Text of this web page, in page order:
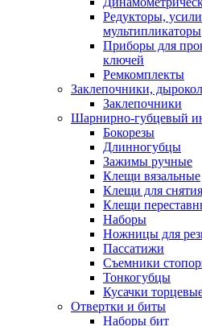
Редукторы,
мультипликаторы
Приборы для
ключей
Ремкомплекты
Заклепочники,
Заклепочники
Шарнирно-губцевый
Бокорезы
Длинногубцы
Зажимы ручные
Клещи вязальные
Клещи для
Клещи
Наборы
Ножницы для
Пассатижи
Съемники
Тонкогубцы
Кусачки
Отвертки и биты
Наборы бит